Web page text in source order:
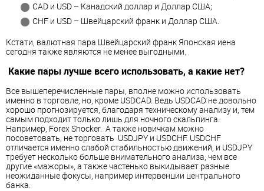
CAD и USD – Канадский доллар и Доллар США;
CHF и USD – Швейцарский франк и Доллар США.
Кстати, валютная пара Швейцарский франк Японская иена
сегодня также являются не менее выгодными.
Какие пары лучше всего использовать, а какие нет?
Все вышеперечисленные пары, вполне можно использовать
именно в торговле, но, кроме USDCAD. Ведь USDCAD не довольно
хорошо прогнозируется, благодаря техническому анализу и, тем
самым подходит только лишь для ночного скальпинга.
Например, Forex Shocker. А также новичкам можно
посоветовать, не торговать USDJPY и USDCHF. USDCHF
отличается именно слабой стабильностью движений, и USDJPY
требует несколько больше внимательного анализа, чем все
другие «мажоры», а также частенько выкидывает разные
неожиданные фокусы, например интервенции центрального
банка.